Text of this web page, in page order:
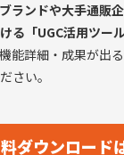
ランドや大手通販
る「UGC活用ツー
能詳細・成果が出
さい。
ダウンロード